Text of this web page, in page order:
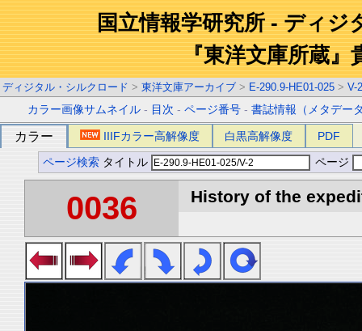
国立情報学研究所 - ディジ
『東洋文庫所蔵』
ディジタル・シルクロード > 東洋文庫アーカイブ > E-290.9-HE01-025 > V-2
カラー画像サムネイル - 目次 -ページ番号 -書誌情報（メタデー
カラー IIIFカラー高解像度 白黒高解像度 PDF
ページ検索 タイトル ページ
0036 History of the